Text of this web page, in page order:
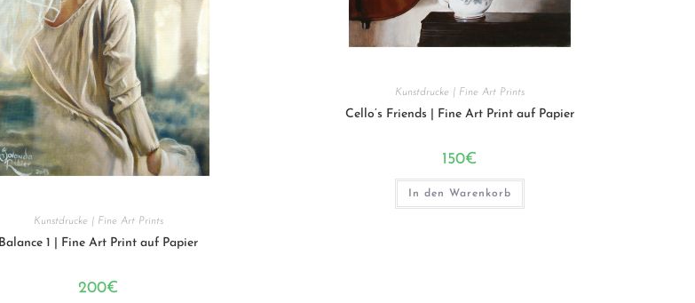
Kunstdrucke | Fine Art Prints
Balance 1 | Fine Art Print auf Papier
200€
Kunstdrucke | Fine Art Prints
Cello’s Friends | Fine Art Print auf Papier
150€
In den Warenkorb